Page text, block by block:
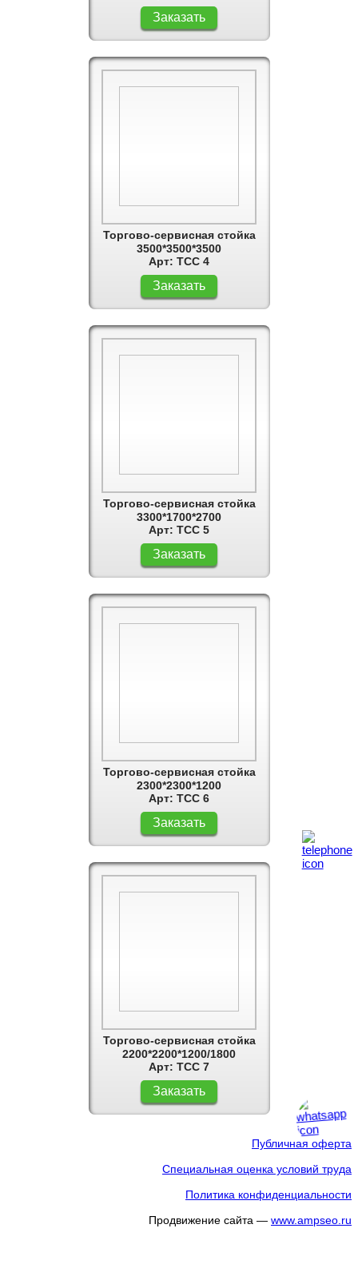
Заказать
Торгово-сервисная стойка
3500*3500*3500
Арт: ТСС 4
Заказать
Торгово-сервисная стойка
3300*1700*2700
Арт: ТСС 5
Заказать
Торгово-сервисная стойка
2300*2300*1200
Арт: ТСС 6
Заказать
Торгово-сервисная стойка
2200*2200*1200/1800
Арт: ТСС 7
Заказать
Публичная оферта
Специальная оценка условий труда
Политика конфиденциальности
Продвижение сайта — www.ampseo.ru